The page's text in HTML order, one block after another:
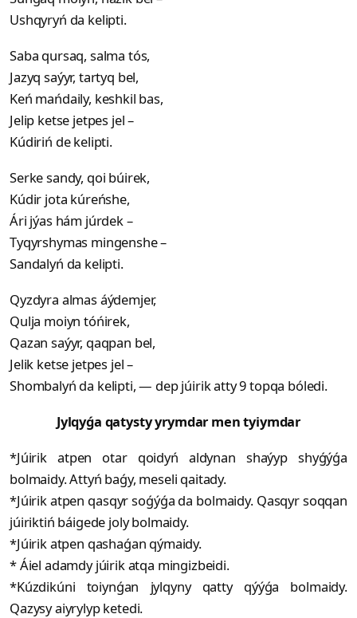
Ushqyryń da kelipti.
Saba qursaq, salma tós,
Jazyq saýyr, tartyq bel,
Keń mańdaily, keshkil bas,
Jelip ketse jetpes jel –
Kúdiriń de kelipti.
Serke sandy, qoi búirek,
Kúdir jota kúreńshe,
Ári jýas hám júrdek –
Tyqyrshymas mingenshe –
Sandalyń da kelipti.
Qyzdyra almas áýdemjer,
Qulja moiyn tóńirek,
Qazan saýyr, qaqpan bel,
Jelik ketse jetpes jel –
Shombalyń da kelipti, — dep júirik atty 9 topqa bóledi.
Jylqyǵa qatysty yrymdar men tyiymdar
*Júirik atpen otar qoidyń aldynan shaýyp shyǵýǵa
bolmaidy. Attyń baǵy, meseli qaitady.
*Júirik atpen qasqyr soǵýǵa da bolmaidy. Qasqyr soqqan
júiriktiń báigede joly bolmaidy.
*Júirik atpen qashaǵan qýmaidy.
* Áiel adamdy júirik atqa mingizbeidi.
*Kúzdikúni toiynǵan jylqyny qatty qýýǵa bolmaidy.
Qazysy aiyrylyp ketedi.